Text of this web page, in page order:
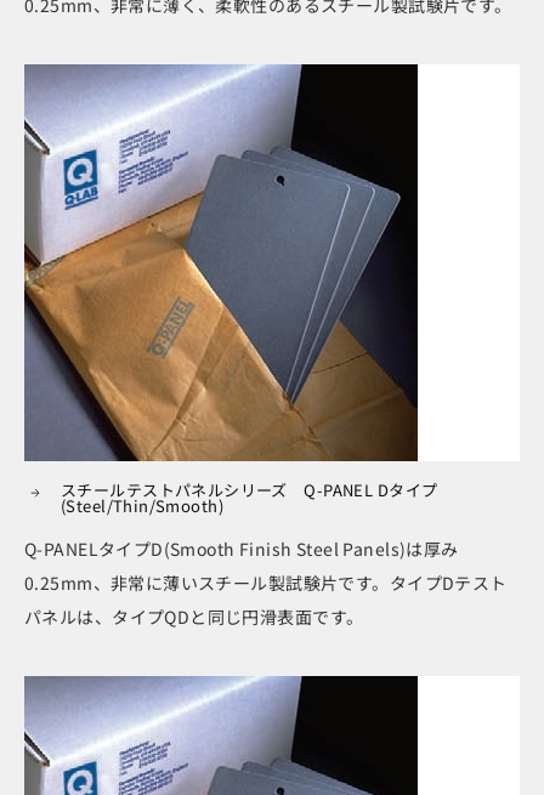
0.25mm、非常に薄く、柔軟性のあるスチール製試験片です。
スチールテストパネルシリーズ Q-PANEL Dタイプ
(Steel/Thin/Smooth)
Q-PANELタイプD(Smooth Finish Steel Panels)は厚み
0.25mm、非常に薄いスチール製試験片です。タイプDテスト
パネルは、タイプQDと同じ円滑表面です。